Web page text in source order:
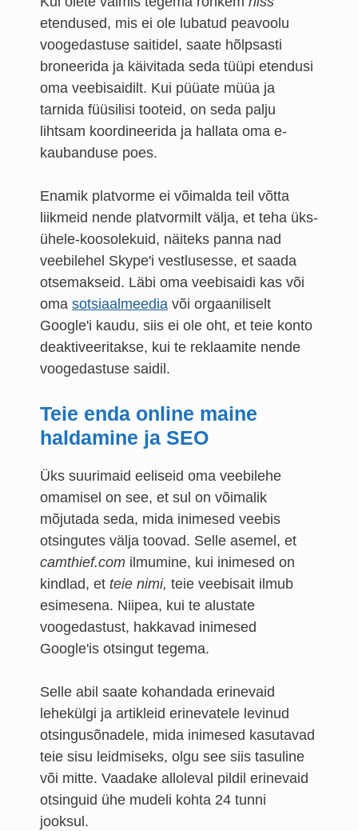
etendused, mis ei ole lubatud peavoolu
voogedastuse saitidel, saate hõlpsasti
broneerida ja käivitada seda tüüpi etendusi
oma veebisaidilt. Kui püüate müüa ja
tarnida füüsilisi tooteid, on seda palju
lihtsam koordineerida ja hallata oma e-
kaubanduse poes.
Enamik platvorme ei võimalda teil võtta
liikmeid nende platvormilt välja, et teha üks-
ühele-koosolekuid, näiteks panna nad
veebilehel Skype'i vestlusesse, et saada
otsemakseid. Läbi oma veebisaidi kas või
oma sotsiaalmeedia või orgaaniliselt
Google'i kaudu, siis ei ole oht, et teie konto
deaktiveeritakse, kui te reklaamite nende
voogedastuse saidil.
Teie enda online maine
haldamine ja SEO
Üks suurimaid eeliseid oma veebilehe
omamisel on see, et sul on võimalik
mõjutada seda, mida inimesed veebis
otsingutes välja toovad. Selle asemel, et
camthief.com ilmumine, kui inimesed on
kindlad, et teie nimi, teie veebisait ilmub
esimesena. Niipea, kui te alustate
voogedastust, hakkavad inimesed
Google'is otsingut tegema.
Selle abil saate kohandada erinevaid
lehekülgi ja artikleid erinevatele levinud
otsingusõnadele, mida inimesed kasutavad
teie sisu leidmiseks, olgu see siis tasuline
või mitte. Vaadake alloleval pildil erinevaid
otsinguid ühe mudeli kohta 24 tunni
jooksul.